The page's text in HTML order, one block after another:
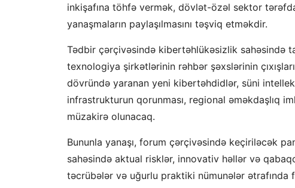
inkişafına töhfə vermək, dövlət-özəl sektor
yanaşmaların paylaşılmasını təşviq etməkdir.
Tədbir çərçivəsində kibertəhlükəsizlik sahəsində
texnologiya şirkətlərinin rəhbər şəxslərinin
dövründə yaranan yeni kibertəhdidlər, süni
infrastrukturun qorunması, regional əməkdaşlıq
müzakirə olunacaq.
Bununla yanaşı, forum çərçivəsində keçiriləcək
sahəsində aktual risklər, innovativ həllər və
təcrübələr və uğurlu praktiki nümunələr ətrafında